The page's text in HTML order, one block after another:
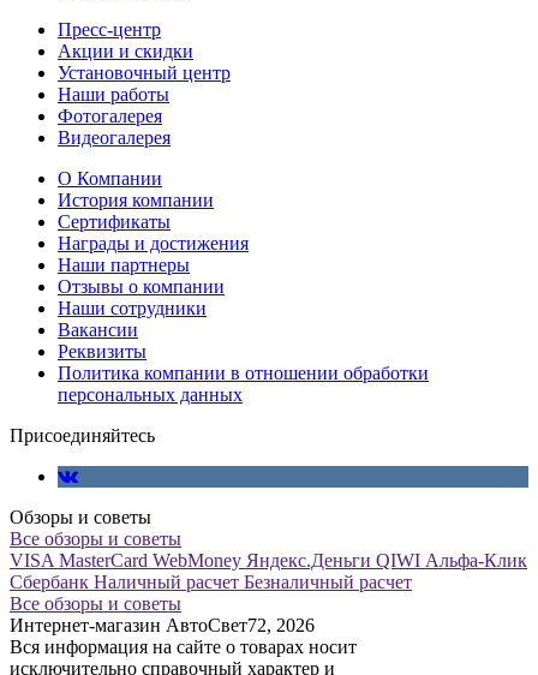
Пресс-центр
Акции и скидки
Установочный центр
Наши работы
Фотогалерея
Видеогалерея
О Компании
История компании
Сертификаты
Награды и достижения
Наши партнеры
Отзывы о компании
Наши сотрудники
Вакансии
Реквизиты
Политика компании в отношении обработки
персональных данных
Присоединяйтесь
Обзоры и советы
Все обзоры и советы
VISA MasterCard WebMoney Яндекс.Деньги QIWI Альфа-Клик
Сбербанк Наличный расчет Безналичный расчет
Все обзоры и советы
Интернет-магазин АвтоСвет72, 2026
Вся информация на сайте о товарах носит
исключительно справочный характер и